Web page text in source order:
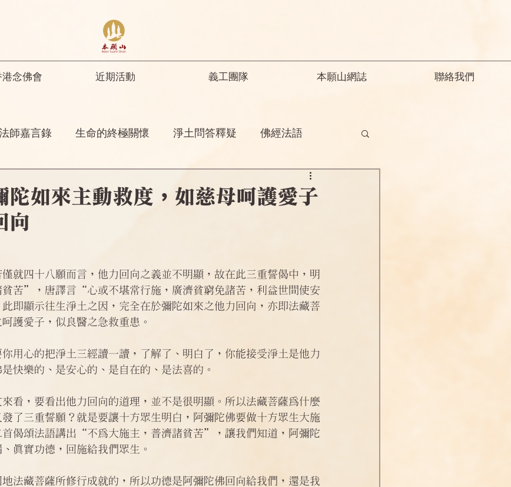
念佛會 近期活動 義工團隊 本願山網誌 聯絡我們
師嘉言錄 生命的終極關懷 淨土問答釋疑 佛經法語
釋迦教念彌陀
薩開示
法訊活動 每天一句正能量
陀如來主動救度，如慈母呵護愛子
向
就四十八願而言，他力回向之義並不明顯，故在此三重誓偈中，明
苦”，唐譯言“心或不堪常行施，廣濟貧窮免諸苦，利益世間使安
即顯示往生淨土之因，完全在於彌陀如來之他力回向，亦即法藏菩
護愛子，似良醫之急救重患。
用心的把淨土三經讀一讀，了解了、明白了，你能接受淨土是他力
快樂的、是安心的、是自在的、是法喜的。
看，要看出他力回向的道理，並不是很明顯。所以法藏菩薩為什麼
了三重誓願？就是要讓十方眾生明白，阿彌陀佛要做十方眾生大施
首偈頌法語講出“不為大施主，普濟諸貧苦”，讓我們知道，阿彌陀
真實功德，回施給我們眾生。
法藏菩薩所修行成就的，所以功德是阿彌陀佛回向給我們，還是我